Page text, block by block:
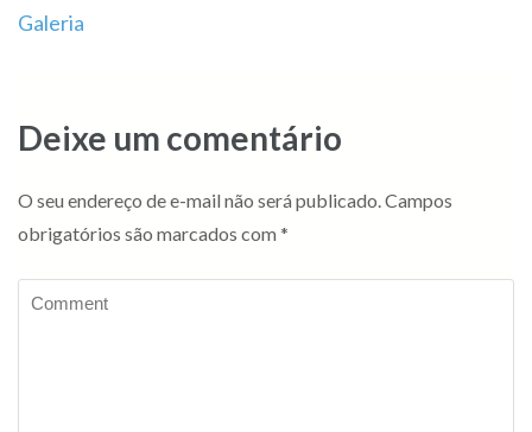
Navegação
Galeria
Deixe um comentário
O seu endereço de e-mail não será publicado.Campos
obrigatórios são marcados com *
Comment